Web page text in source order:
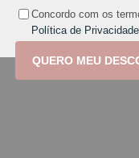
Concordo com os
Política de Privacidade
QUERO MEU